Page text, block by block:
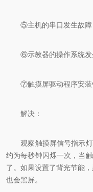
⑤主机的串口发生故障
⑥示教器的操作系统发
⑦触摸屏驱动程序安装
解决：
观察触摸屏信号指示灯
约为每秒钟闪烁一次，当
了。如果设置了背光节能
也会黑屏。